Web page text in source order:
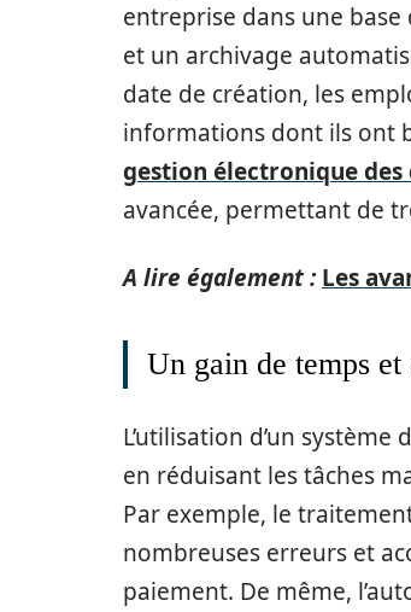
entreprise dans une
et un archivage
date de création, les
informations dont ils ont
gestion électronique des
avancée, permettant de
A lire également : Les
Un gain de temps
L’utilisation d’un
en réduisant les tâches
Par exemple, le
nombreuses erreurs et
paiement. De même,